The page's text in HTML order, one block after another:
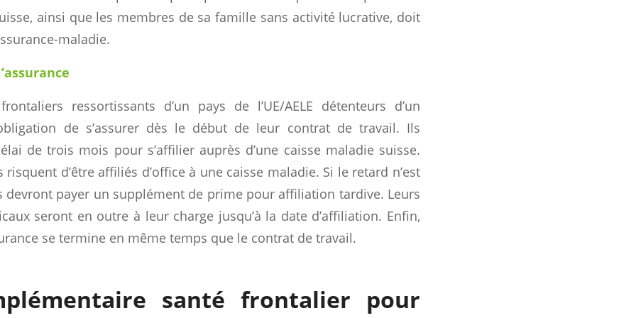
ainsi que les membres de sa famille sans activité lucrative, doit
maladie.
ressortissants d’un pays de l’UE/AELE détenteurs d’un
de s’assurer dès le début de leur contrat de travail. Ils
de trois mois pour s’affilier auprès d’une caisse maladie suisse.
risquent d’être affiliés d’office à une caisse maladie. Si le retard n’est
devront payer un supplément de prime pour affiliation tardive. Leurs
seront en outre à leur charge jusqu’à la date d’affiliation. Enfin,
se termine en même temps que le contrat de travail.
santé frontalier pour